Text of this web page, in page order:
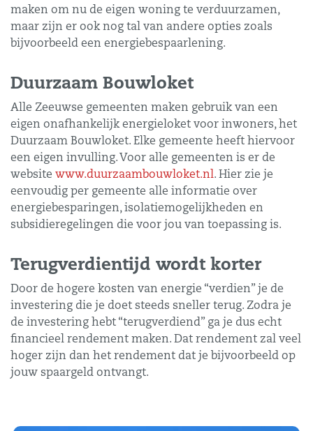
maken om nu de eigen woning te verduurzamen,
maar zijn er ook nog tal van andere opties zoals
bijvoorbeeld een energiebespaarlening.
Duurzaam Bouwloket
Alle Zeeuwse gemeenten maken gebruik van een
eigen onafhankelijk energieloket voor inwoners, het
Duurzaam Bouwloket. Elke gemeente heeft hiervoor
een eigen invulling. Voor alle gemeenten is er de
website www.duurzaambouwloket.nl. Hier zie je
eenvoudig per gemeente alle informatie over
energiebesparingen, isolatiemogelijkheden en
subsidieregelingen die voor jou van toepassing is.
Terugverdientijd wordt korter
Door de hogere kosten van energie “verdien” je de
investering die je doet steeds sneller terug. Zodra je
de investering hebt “terugverdiend” ga je dus echt
financieel rendement maken. Dat rendement zal veel
hoger zijn dan het rendement dat je bijvoorbeeld op
jouw spaargeld ontvangt.